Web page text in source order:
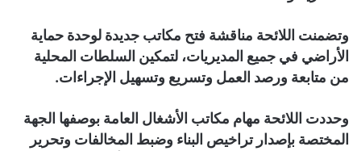
وتضمنت اللائحة مناقشة فتح مكاتب جديدة لوحدة حماية
الأراضي في جميع المديريات، لتمكين السلطات المحلية
من متابعة ورصد العمل وتسريع وتسهيل الإجراءات.
وحددت اللائحة مهام مكاتب الأشغال العامة بوصفها الجهة
المختصة بإصدار تراخيص البناء وضبط المخالفات وتحرير